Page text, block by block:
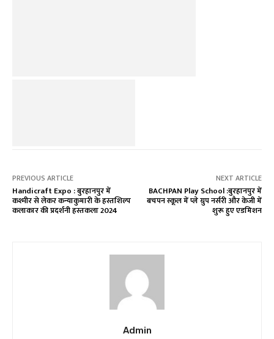
PREVIOUS ARTICLE
Handicraft Expo : बुरहानपुर में
कश्मीर से लेकर कन्याकुमारी के हस्तशिल्प
कलाकार की प्रदर्शनी हस्तकला 2024
NEXT ARTICLE
BACHPAN Play School :बुरहानपुर में
बचपन स्कूल में प्ले ग्रुप नर्सरी और केजी में
शुरू हुए एडमिशन
Admin